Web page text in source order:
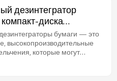
дезинтегратор
диска
П7 высокогобумаги — это
высокопроизводительные
которые могут
документов.